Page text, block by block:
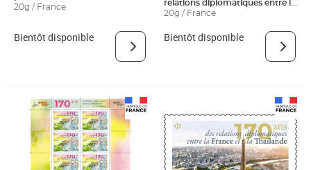
20g / France
Bientôt disponible
relations diplomatiques entre la
Thaïlande et la France - Wat
20g / France
Bientôt disponible